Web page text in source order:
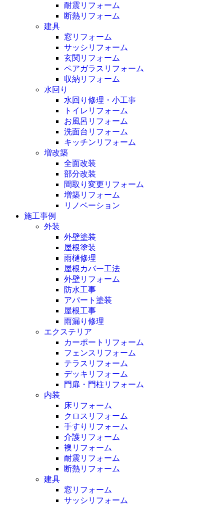
耐震リフォーム
断熱リフォーム
建具
窓リフォーム
サッシリフォーム
玄関リフォーム
ペアガラスリフォーム
収納リフォーム
水回り
水回り修理・小工事
トイレリフォーム
お風呂リフォーム
洗面台リフォーム
キッチンリフォーム
増改築
全面改装
部分改装
間取り変更リフォーム
増築リフォーム
リノベーション
施工事例
外装
外壁塗装
屋根塗装
雨樋修理
屋根カバー工法
外壁リフォーム
防水工事
アパート塗装
屋根工事
雨漏り修理
エクステリア
カーポートリフォーム
フェンスリフォーム
テラスリフォーム
デッキリフォーム
門扉・門柱リフォーム
内装
床リフォーム
クロスリフォーム
手すりリフォーム
介護リフォーム
襖リフォーム
耐震リフォーム
断熱リフォーム
建具
窓リフォーム
サッシリフォーム